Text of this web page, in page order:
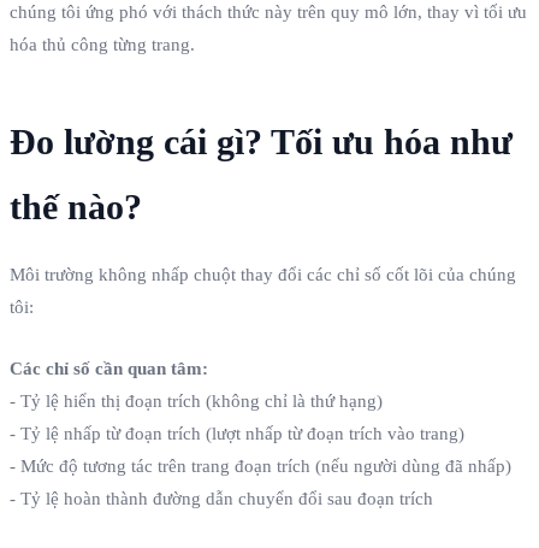
chúng tôi ứng phó với thách thức này trên quy mô lớn, thay vì tối ưu
hóa thủ công từng trang.
Đo lường cái gì? Tối ưu hóa như
thế nào?
Môi trường không nhấp chuột thay đổi các chỉ số cốt lõi của chúng
tôi:
Các chỉ số cần quan tâm:
- Tỷ lệ hiển thị đoạn trích (không chỉ là thứ hạng)
- Tỷ lệ nhấp từ đoạn trích (lượt nhấp từ đoạn trích vào trang)
- Mức độ tương tác trên trang đoạn trích (nếu người dùng đã nhấp)
- Tỷ lệ hoàn thành đường dẫn chuyển đổi sau đoạn trích